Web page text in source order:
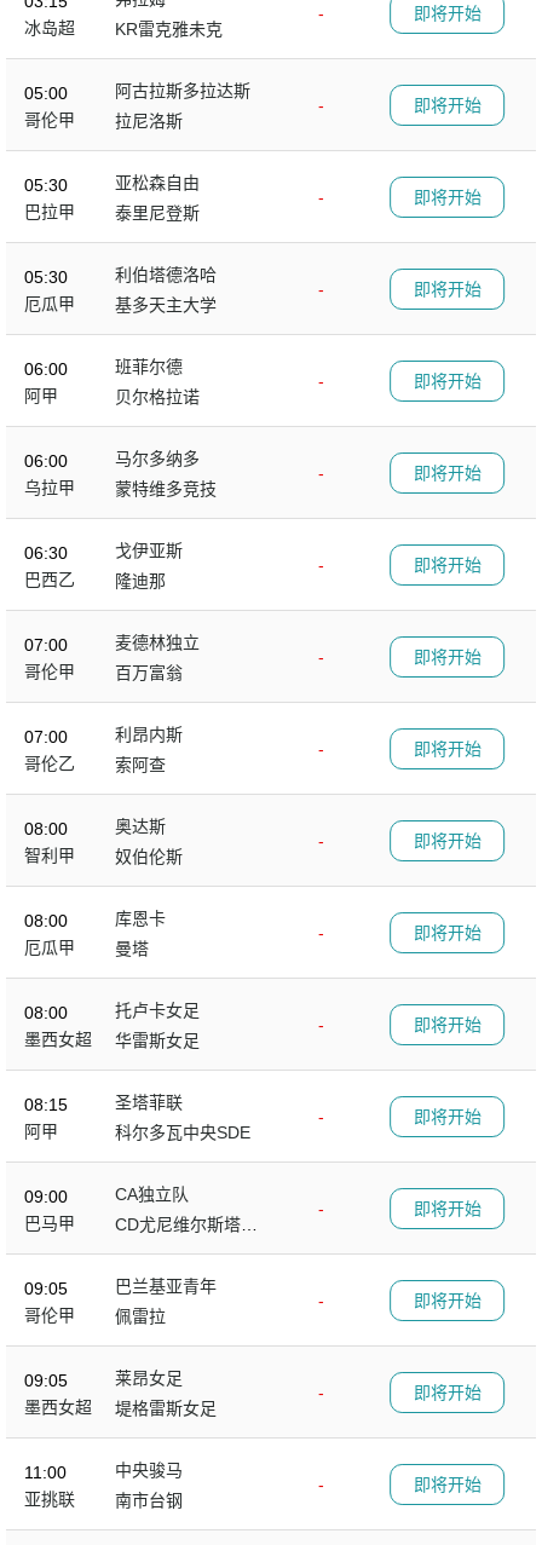
冰岛超
-
KR雷克雅未克
即将开始
05:00
哥伦甲
阿古拉斯多拉达斯
-
拉尼洛斯
即将开始
05:30
巴拉甲
亚松森自由
-
泰里尼登斯
即将开始
05:30
厄瓜甲
利伯塔德洛哈
-
基多天主大学
即将开始
06:00
阿甲
班菲尔德
-
贝尔格拉诺
即将开始
06:00
乌拉甲
马尔多纳多
-
蒙特维多竞技
即将开始
06:30
巴西乙
戈伊亚斯
-
隆迪那
即将开始
07:00
哥伦甲
麦德林独立
-
百万富翁
即将开始
07:00
哥伦乙
利昂内斯
-
索阿查
即将开始
08:00
智利甲
奥达斯
-
奴伯伦斯
即将开始
08:00
厄瓜甲
库恩卡
-
曼塔
即将开始
08:00
墨西女超
托卢卡女足
-
华雷斯女足
即将开始
08:15
阿甲
圣塔菲联
-
科尔多瓦中央SDE
即将开始
09:00
巴马甲
CA独立队
-
CD尤尼维尔斯塔里
奥
即将开始
09:05
哥伦甲
巴兰基亚青年
-
佩雷拉
即将开始
09:05
墨西女超
莱昂女足
-
堤格雷斯女足
即将开始
11:00
亚挑联
中央骏马
-
南市台钢
即将开始